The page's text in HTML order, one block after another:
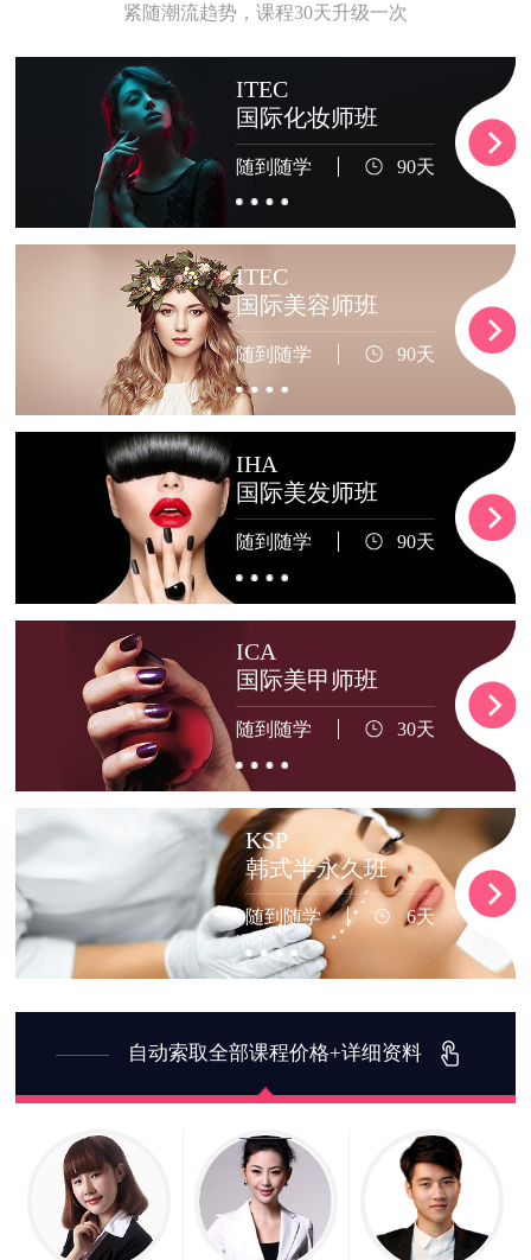
紧随潮流趋势，课程30天升级一次
ITEC
国际化妆师班
随到随学 90天
ITEC
国际美容师班
随到随学 90天
IHA
国际美发师班
随到随学 90天
ICA
国际美甲师班
随到随学 30天
KSP
韩式半永久班
随到随学 6天
自动索取全部课程价格+详细资料